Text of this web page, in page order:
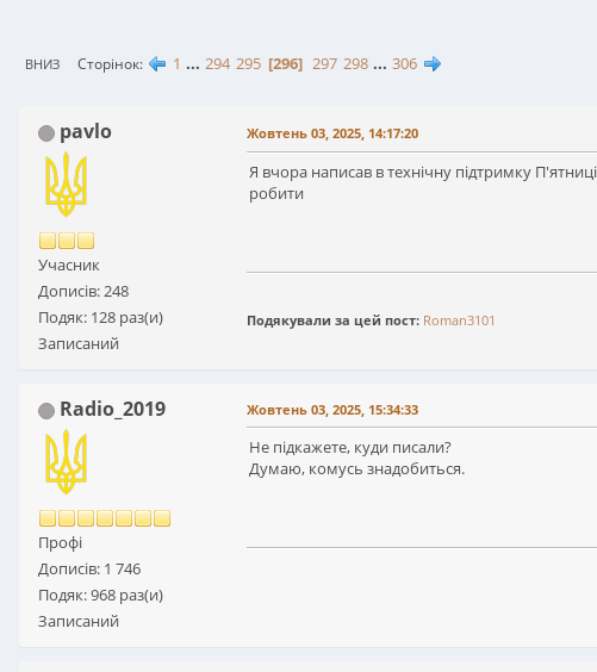
ВНИЗ Сторінок 1 ... 294 295 296 297 298 ... 306
pavlo
Учасник
Дописів: 248
Подяк: 128 раз(и)
Записаний
Жовтень 03, 2025, 14:17:20
Я вчора написав в технічну підтримку
робити
Подякували за цей пост: Roman3101
Radio_2019
Профі
Дописів: 1 746
Подяк: 968 раз(и)
Записаний
Жовтень 03, 2025, 15:34:33
Не підкажете, куди писали?
Думаю, комусь знадобиться.